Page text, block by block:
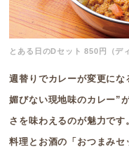
とある日のDセット 850円（デ
週替りでカレーが変更に
媚びない現地味のカレー”
さを味わえるのが魅力です
料理とお酒の「おつまみセ